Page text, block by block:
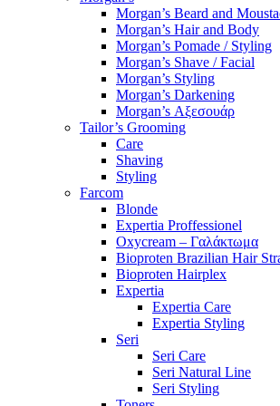
Morgan’s Beard and
Morgan’s Hair and Body
Morgan’s Pomade / Styling
Morgan’s Shave / Facial
Morgan’s Styling
Morgan’s Darkening
Morgan’s Αξεσουάρ
Tailor’s Grooming
Care
Shaving
Styling
Farcom
Blonde
Expertia Proffessionel
Oxycream – Γαλάκτωμα
Bioproten Brazilian Hair
Bioproten Hairplex
Expertia
Expertia Care
Expertia Styling
Seri
Seri Care
Seri Natural Line
Seri Styling